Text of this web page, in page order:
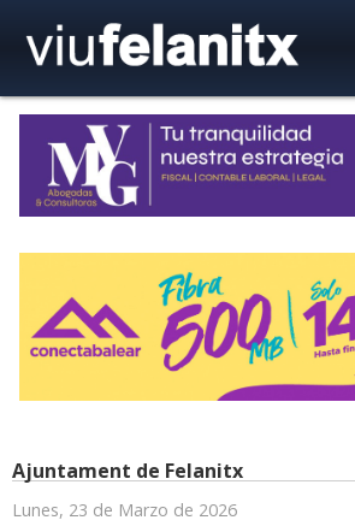
Ajuntament de Felanitx
Lunes, 23 de Marzo de 2026